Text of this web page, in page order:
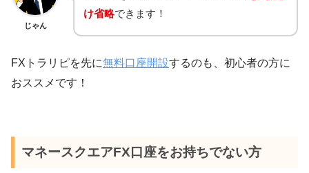
じゃん
け省略できます！
FXトラリピを先に無料口座開設するのも、初心者の方に
おススメです！
マネースクエアFX口座をお持ちでない方